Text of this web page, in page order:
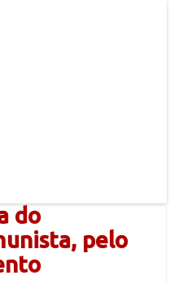
do
pelo